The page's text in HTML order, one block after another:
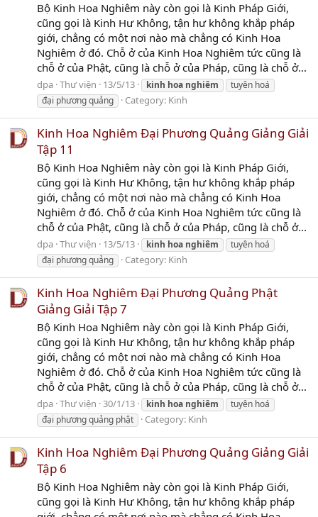
Bộ Kinh Hoa Nghiêm này còn gọi là Kinh Pháp Giới,
cũng gọi là Kinh Hư Không, tận hư không khắp pháp
giới, chẳng có một nơi nào mà chẳng có Kinh Hoa
Nghiêm ở đó. Chỗ ở của Kinh Hoa Nghiêm tức cũng là
chỗ ở của Phật, cũng là chỗ ở của Pháp, cũng là chỗ ở...
dpa Thư viện 13/5/13 kinh hoa nghiêm
tuyên hoá
đại phương quảng
Category: Kinh
Kinh Hoa Nghiêm Đại Phương Quảng Giảng Giải
Tập 11
Bộ Kinh Hoa Nghiêm này còn gọi là Kinh Pháp Giới,
cũng gọi là Kinh Hư Không, tận hư không khắp pháp
giới, chẳng có một nơi nào mà chẳng có Kinh Hoa
Nghiêm ở đó. Chỗ ở của Kinh Hoa Nghiêm tức cũng là
chỗ ở của Phật, cũng là chỗ ở của Pháp, cũng là chỗ ở...
dpa Thư viện 13/5/13 kinh hoa nghiêm
tuyên hoá
đại phương quảng
Category: Kinh
Kinh Hoa Nghiêm Đại Phương Quảng Phật
Giảng Giải Tập 7
Bộ Kinh Hoa Nghiêm này còn gọi là Kinh Pháp Giới,
cũng gọi là Kinh Hư Không, tận hư không khắp pháp
giới, chẳng có một nơi nào mà chẳng có Kinh Hoa
Nghiêm ở đó. Chỗ ở của Kinh Hoa Nghiêm tức cũng là
chỗ ở của Phật, cũng là chỗ ở của Pháp, cũng là chỗ ở...
dpa Thư viện 30/1/13 kinh hoa nghiêm
tuyên hoá
đại phương quảng phật
Category: Kinh
Kinh Hoa Nghiêm Đại Phương Quảng Giảng Giải
Tập 6
Bộ Kinh Hoa Nghiêm này còn gọi là Kinh Pháp Giới,
cũng gọi là Kinh Hư Không, tận hư không khắp pháp